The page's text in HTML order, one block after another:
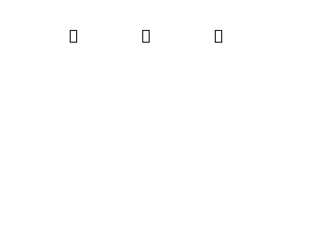
PŘÍSLUŠENSTVÍ LISY NA CITRUSY
Hledat PřihlášeníNákupní